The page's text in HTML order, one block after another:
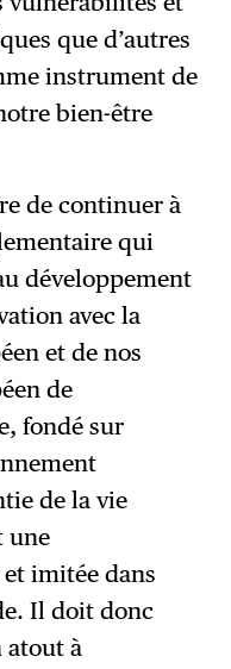
que d’autres
instrument de
bien-être
de continuer à
qui
développement
avec la
et de nos
de
fondé sur
de la vie
une
imitée dans
Il doit donc
atout à